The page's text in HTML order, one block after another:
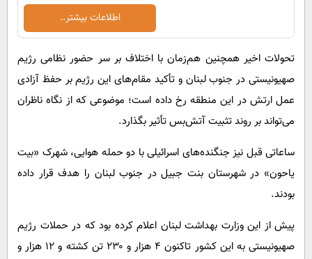
اطلاعات بیشتر..
تحولات اخیر همچنین هم‌زمان با اختلاف بر سر حضور نظامی رژیم
صهیونیستی در جنوب لبنان و تأکید مقام‌های این رژیم بر حفظ آزادی
عمل ارتش در این منطقه رخ داده است؛ موضوعی که از نگاه ناظران
می‌تواند بر روند تثبیت آتش‌بس تأثیر بگذارد.
ساعاتی قبل نیز جنگنده‌های اسرائیلی با دو حمله هوایی، شهرک «بیت
یاحون» در شهرستان بنت جبیل در جنوب لبنان را هدف قرار داده
بودند.
پیش از این وزارت بهداشت لبنان اعلام کرده بود که در حملات رژیم
صهیونیستی به این کشور تاکنون ۴ هزار و ۲۳۰ تن کشته و ۱۲ هزار و